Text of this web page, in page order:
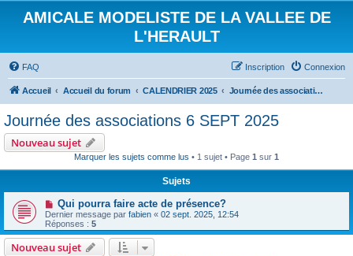
AMICALE MODELISTE DE LA VALLEE DE
L'HERAULT
FAQ Connexion
Inscription
Accueil Accueil du forum CALENDRIER 2025 Journée des associations 6 SEPT 2025
Journée des associations 6 SEPT 2025
Nouveau sujet
Marquer les sujets comme lus • 1 sujet • Page 1 sur 1
Sujets
Qui pourra faire acte de présence?
Dernier message par fabien « 02 sept. 2025, 12:54
Réponses : 5
Nouveau sujet